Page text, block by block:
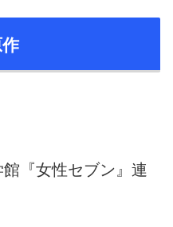
館『女性セブン』連